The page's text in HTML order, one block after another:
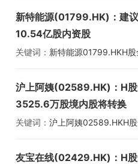
新特能源(01799.HK)：建
10.54亿股内资股
关键词： 新特能源01799.HKH股
沪上阿姨(02589.HK)：H股
3525.6万股境内股将转换
关键词： 沪上阿姨02589.HKH
友宝在线(02429.HK)：H股